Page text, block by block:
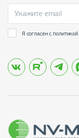
Я согласен с политикой